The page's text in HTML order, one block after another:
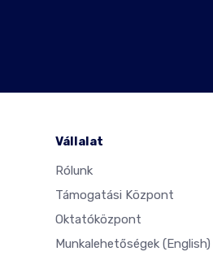
Vállalat
Rólunk
Támogatási Központ
Oktatóközpont
Munkalehetőségek (English)